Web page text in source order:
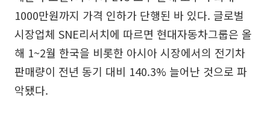
1000만원까지 가격 인하가 단행된 바 있다. 글로벌
시장업체 SNE리서치에 따르면 현대자동차그룹은 올
해 1~2월 한국을 비롯한 아시아 시장에서의 전기차
판매량이 전년 동기 대비 140.3% 늘어난 것으로 파
악됐다.